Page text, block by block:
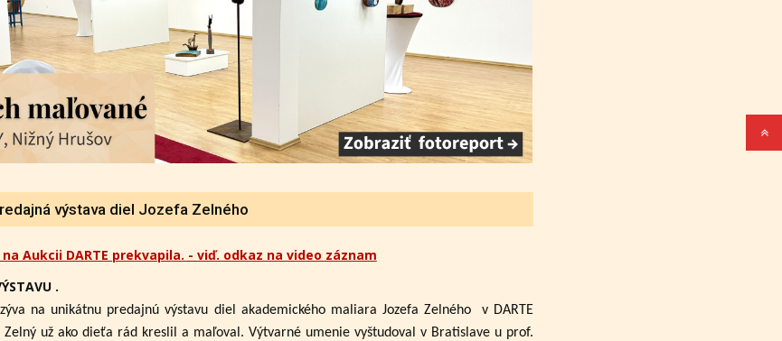
výstava diel Jozefa Zelného
Aukcii DARTE prekvapila. - viď. odkaz na video záznam
.
na unikátnu predajnú výstavu diel akademického maliara Jozefa Zelného
v DARTE
Zelný už ako dieťa rád kreslil a maľoval. Výtvarné umenie vyštudoval v Bratislave u prof.